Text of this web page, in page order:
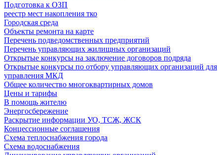
Подготовка к ОЗП
реестр мест накопления тко
Городская среда
Объекты ремонта на карте
Перечень подведомственных предприятий
Перечень управляющих жилищных организаций
Открытые конкурсы на заключение договоров подряда
Открытые конкурсы по отбору управляющих организаций для
управления МКД
Общее количество многоквартирных домов
Цены и тарифы
В помощь жителю
Энергосбережение
Раскрытие информации УО, ТСЖ, ЖСК
Концессионные соглашения
Схема теплоснабжения города
Схема водоснабжения